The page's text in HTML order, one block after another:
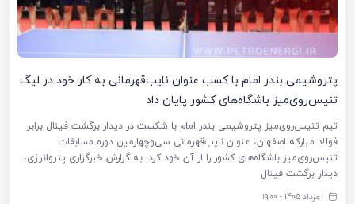
پتروشیمی بندر امام با کسب عنوان نایب‌قهرمانی به کار خود در لیگ
تنیس‌روی‌میز باشگاه‌های کشور پایان داد
تیم تنیس‌روی‌میز پتروشیمی بندر امام با شکست در دیدار برگشت فینال برابر
فولاد مبارکه اصفهان، عنوان نایب‌قهرمانی سی‌وچهارمین دوره مسابقات
تنیس‌روی‌میز باشگاه‌های کشور را از آن خود کرد. به گزارش خبرگزاری پتروانرژی،
دیدار برگشت فینال
1 مرداد 1405 - ۱۹:۰۰